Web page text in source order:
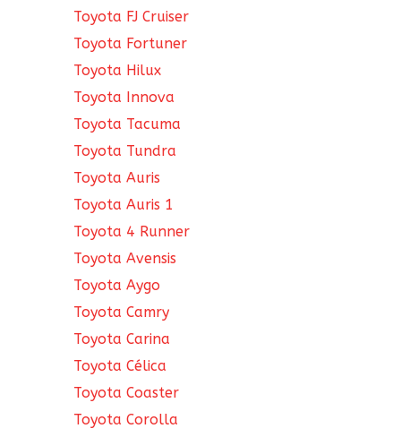
Toyota FJ Cruiser
Toyota Fortuner
Toyota Hilux
Toyota Innova
Toyota Tacuma
Toyota Tundra
Toyota Auris
Toyota Auris 1
Toyota 4 Runner
Toyota Avensis
Toyota Aygo
Toyota Camry
Toyota Carina
Toyota Célica
Toyota Coaster
Toyota Corolla